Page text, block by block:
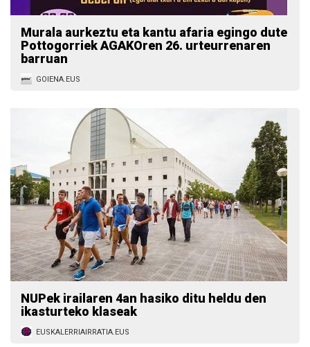
Murala aurkeztu eta kantu afaria egingo dute
Pottogorriek AGAKOren 26. urteurrenaren
barruan
GOIENA.EUS
NUPek irailaren 4an hasiko ditu heldu den
ikasturteko klaseak
EUSKALERRIAIRRATIA.EUS